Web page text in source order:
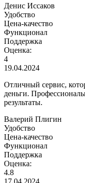
Денис Иссаков
Удобство
Цена-качество
Функционал
Поддержка
Оценка:
4
19.04.2024
Отличный сервис,
деньги.
результаты.
Валерий Плигин
Удобство
Цена-качество
Функционал
Поддержка
Оценка:
4.8
17.04.2024